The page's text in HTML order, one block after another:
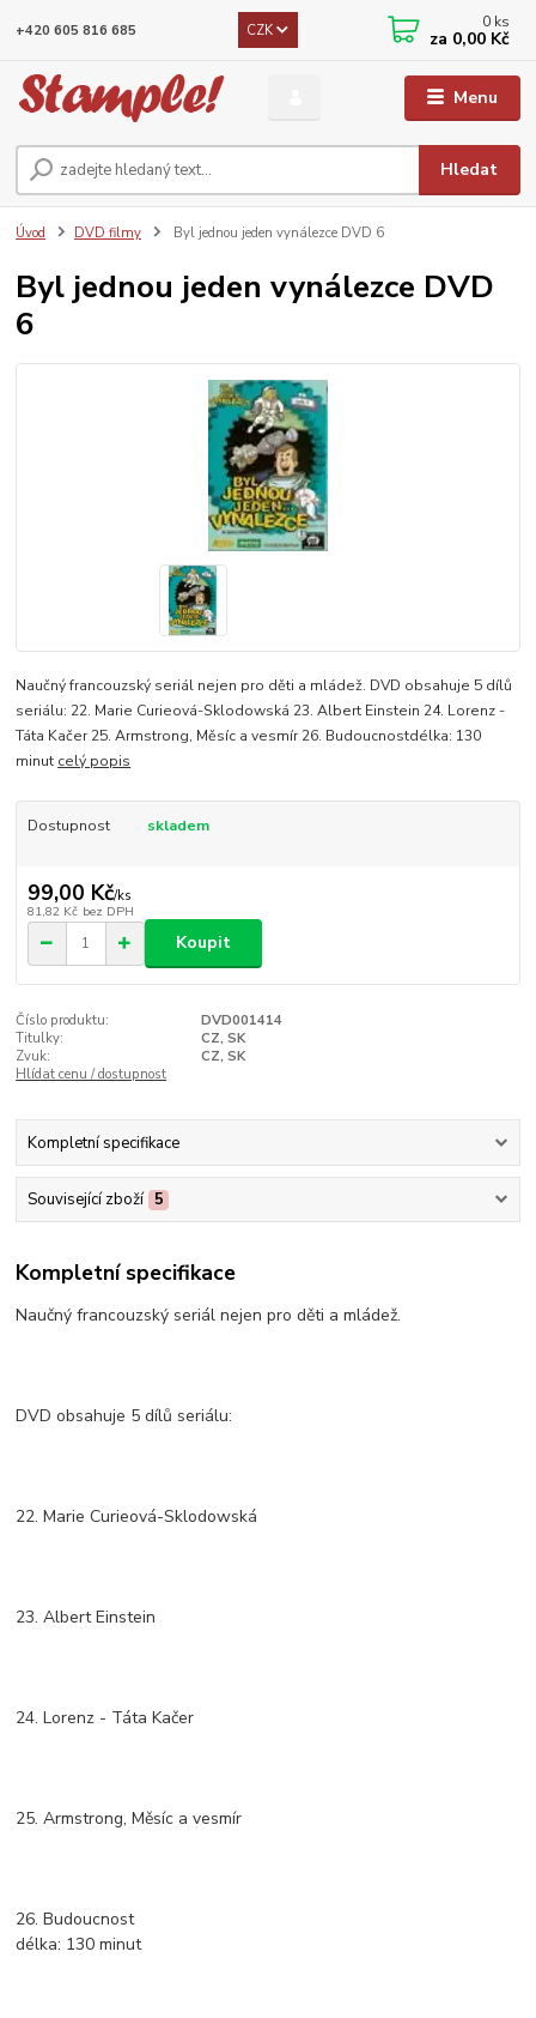
Menu
CZK
Hledat
+420 605 816 685 0 ks
za 0,00 Kč
Úvod DVD filmy Byl jednou jeden vynálezce DVD 6
Byl jednou jeden vynálezce DVD
6
Naučný francouzský seriál nejen pro děti a mládež. DVD obsahuje 5 dílů
seriálu: 22. Marie Curieová-Sklodowská 23. Albert Einstein 24. Lorenz -
Táta Kačer 25. Armstrong, Měsíc a vesmír 26. Budoucnostdélka: 130
minut celý popis
Dostupnost skladem
99,00 Kč/ks
81,82 Kč bez DPH
Koupit
Číslo produktu:
DVD001414
Titulky:
CZ, SK
Zvuk:
CZ, SK
Hlídat cenu / dostupnost
Kompletní specifikace
Související zboží 5
Kompletní specifikace
Naučný francouzský seriál nejen pro děti a mládež.
DVD obsahuje 5 dílů seriálu:
22. Marie Curieová-Sklodowská
23. Albert Einstein
24. Lorenz - Táta Kačer
25. Armstrong, Měsíc a vesmír
26. Budoucnost
délka: 130 minut